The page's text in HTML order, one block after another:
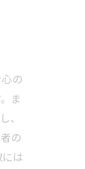
の
ま
、
の
は